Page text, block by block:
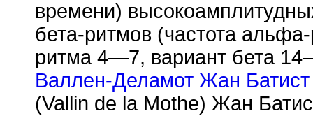
времени)
бета-ритмов (частота
ритма 4—7, вариант бета
Валлен-Деламот Жан
(Vallin de la Mothe) Жан